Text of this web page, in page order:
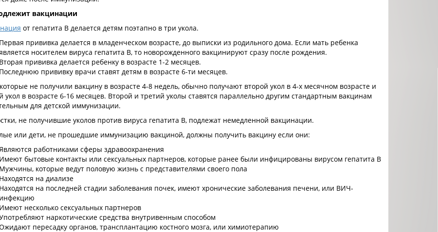
вакцинации
от гепатита B делается детям поэтапно в три укола.
Первая прививка делается в младенческом возрасте, до выписки из родильного дома. Если мать ребенка
носителем вируса гепатита B, то новорожденного вакцинируют сразу после рождения.
Вторая прививка делается ребенку в возрасте 1-2 месяцев.
Последнюю прививку врачи ставят детям в возрасте 6-ти месяцев.
не получили вакцину в возрасте 4-8 недель, обычно получают второй укол в 4-х месячном возрасте и
укол в возрасте 6-16 месяцев. Второй и третий уколы ставятся параллельно другим стандартным вакцинам
для детской иммунизации.
не получившие уколов против вируса гепатита B, подлежат немедленной вакцинации.
или дети, не прошедшие иммунизацию вакциной, должны получить вакцину если они:
работниками сферы здравоохранения
Имеют бытовые контакты или сексуальных партнеров, которые ранее были инфицированы вирусом гепатита B
Мужчины, которые ведут половую жизнь с представителями своего пола
Находятся на диализе
Находятся на последней стадии заболевания почек, имеют хронические заболевания печени, или ВИЧ-
инфекцию
Имеют несколько сексуальных партнеров
наркотические средства внутривенным способом
пересадку органов, трансплантацию костного мозга, или химиотерапию